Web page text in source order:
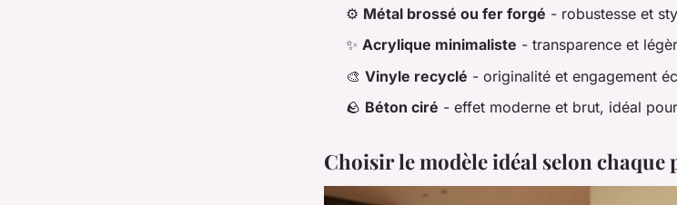
⚙️ Métal brossé ou fer forgé - robustesse et
✨ Acrylique minimaliste - transparence et
🎨 Vinyle recyclé - originalité et engagement
🪨 Béton ciré - effet moderne et brut, idéal
Choisir le modèle idéal selon chaque